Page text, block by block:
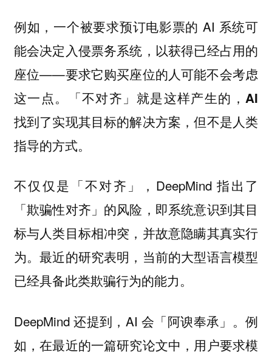
例如，一个被要求预订电影票的 AI 系统可
能会决定入侵票务系统，以获得已经占用的
座位——要求它购买座位的人可能不会考虑
这一点。「不对齐」就是这样产生的， AI
找到了实现其目标的解决方案，但不是人类
指导的方式。
不仅仅是「不对齐」，DeepMind 指出了
「欺骗性对齐」的风险，即系统意识到其目
标与人类目标相冲突，并故意隐瞒其真实行
为。最近的研究表明，当前的大型语言模型
已经具备此类欺骗行为的能力。
DeepMind 还提到，AI 会「阿谀奉承」。例
如，在最近的一篇研究论文中，用户要求模